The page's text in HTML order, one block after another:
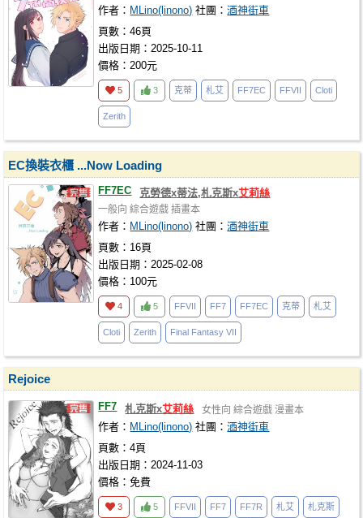
作者： MLino(linono) 社團：酒神街車
頁數：46頁
出版日期：2025-10-11
價格：200元
5 3 克蒂 札艾 FF7EC FFVII Cloti
Zerith
EC換裝衣櫃 ...Now Loading
FF7EC 克勞德x蒂法,札克斯x艾莉絲
一般向 綜合遊戲 插畫本
作者： MLino(linono) 社團：酒神街車
頁數：16頁
出版日期：2025-02-08
價格：100元
4 5 FFVII FF7 FF7EC 克蒂 札艾
Cloti Zerith Final Fantasy VII
Rejoice
FF7 札克斯x艾莉絲 女性向 綜合遊戲 漫畫本
作者： MLino(linono) 社團：酒神街車
頁數：4頁
出版日期：2024-11-03
價格：免費
3 5 FFVII FF7 FF7R 札艾 札克斯